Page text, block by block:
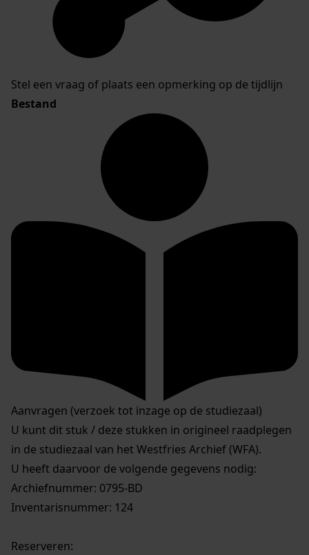
Stel een vraag of plaats een opmerking op de tijdlijn
Bestand
Aanvragen (verzoek tot inzage op de studiezaal)
U kunt dit stuk / deze stukken in origineel raadplegen
in de studiezaal van het Westfries Archief (WFA).
U heeft daarvoor de volgende gegevens nodig:
Archiefnummer: 0795-BD
Inventarisnummer: 124
Reserveren: